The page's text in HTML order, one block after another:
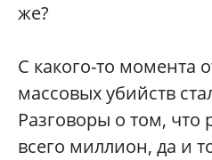
же?
С какого-то момента
массовых убийств
Разговоры о том, что
всего миллион, да и